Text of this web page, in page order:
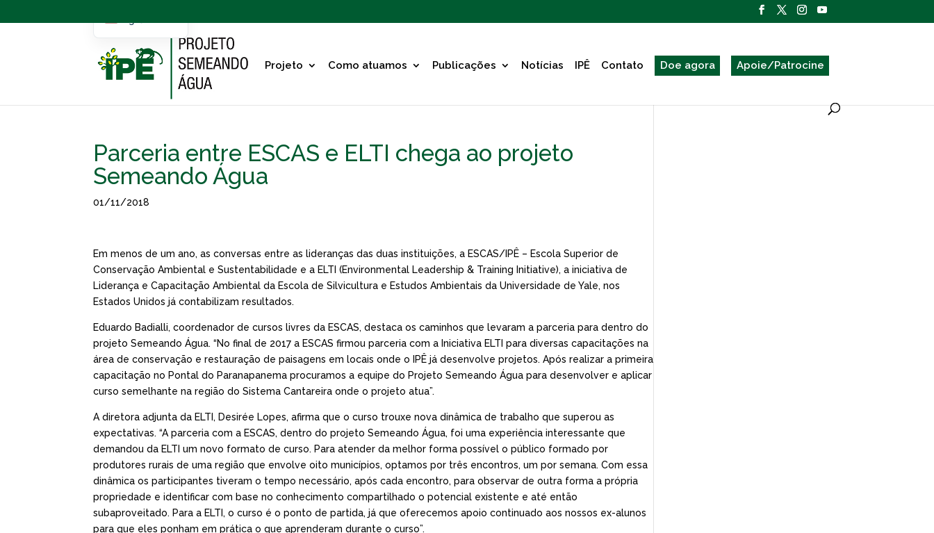
Projeto Como atuamos Publicações Notícias IPÊ Contato Doe agora Apoie/Patrocine
Parceria entre ESCAS e ELTI chega ao projeto
Semeando Água
01/11/2018
Em menos de um ano, as conversas entre as lideranças das duas instituições, a ESCAS/IPÊ – Escola Superior de
Conservação Ambiental e Sustentabilidade e a ELTI (Environmental Leadership & Training Initiative), a iniciativa de
Liderança e Capacitação Ambiental da Escola de Silvicultura e Estudos Ambientais da Universidade de Yale, nos
Estados Unidos já contabilizam resultados.
Eduardo Badialli, coordenador de cursos livres da ESCAS, destaca os caminhos que levaram a parceria para dentro do
projeto Semeando Água. “No final de 2017 a ESCAS firmou parceria com a Iniciativa ELTI para diversas capacitações na
área de conservação e restauração de paisagens em locais onde o IPÊ já desenvolve projetos. Após realizar a primeira
capacitação no Pontal do Paranapanema procuramos a equipe do Projeto Semeando Água para desenvolver e aplicar
curso semelhante na região do Sistema Cantareira onde o projeto atua”.
A diretora adjunta da ELTI, Desirée Lopes, afirma que o curso trouxe nova dinâmica de trabalho que superou as
expectativas. “A parceria com a ESCAS, dentro do projeto Semeando Água, foi uma experiência interessante que
demandou da ELTI um novo formato de curso. Para atender da melhor forma possível o público formado por
produtores rurais de uma região que envolve oito municípios, optamos por três encontros, um por semana. Com essa
dinâmica os participantes tiveram o tempo necessário, após cada encontro, para observar de outra forma a própria
propriedade e identificar com base no conhecimento compartilhado o potencial existente e até então
subaproveitado. Para a ELTI, o curso é o ponto de partida, já que oferecemos apoio continuado aos nossos ex-alunos
para que eles ponham em prática o que aprenderam durante o curso”.